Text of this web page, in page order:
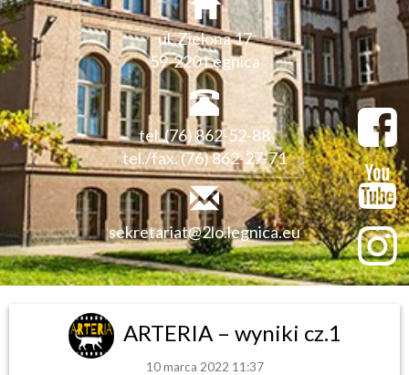
ul. Zielona 17
59-220 Legnica
tel. (76) 862-52-88
tel./fax. (76) 862-27-71
sekretariat@2lo.legnica.eu
ARTERIA – wyniki cz.1
10 marca 2022 11:37